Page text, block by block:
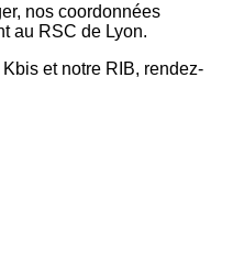
nos coordonnées
au RSC de Lyon.
et notre RIB, rendez-